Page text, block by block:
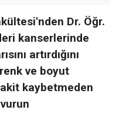
Dr. Öğr.
kanserlerinde
artırdığını
ve boyut
kaybetmeden